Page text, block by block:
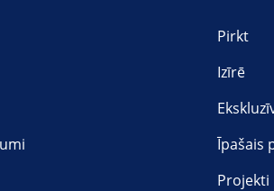
Pirkt
Izīrē
Īpašais
Projekti